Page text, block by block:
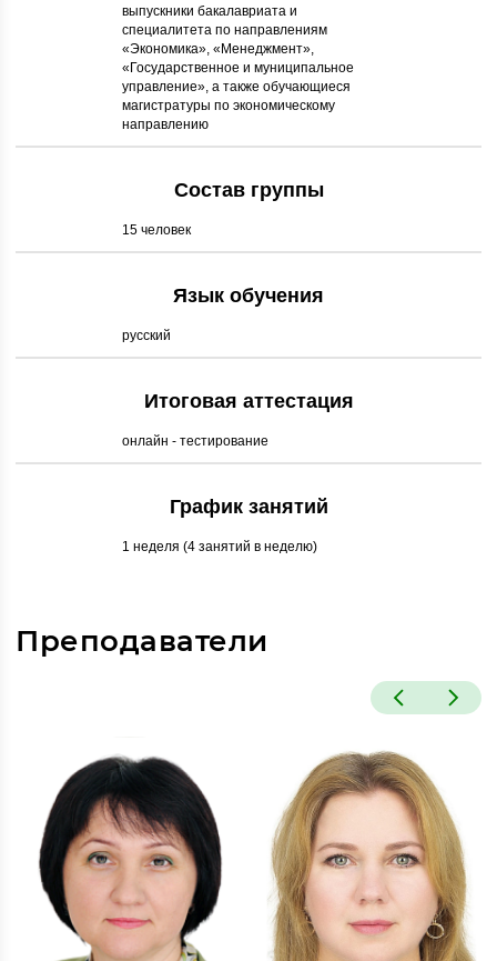
выпускники бакалавриата и
специалитета по направлениям
«Экономика», «Менеджмент»,
«Государственное и муниципальное
управление», а также обучающиеся
магистратуры по экономическому
направлению
Состав группы
15 человек
Язык обучения
русский
Итоговая аттестация
онлайн - тестирование
График занятий
1 неделя (4 занятий в неделю)
Преподаватели